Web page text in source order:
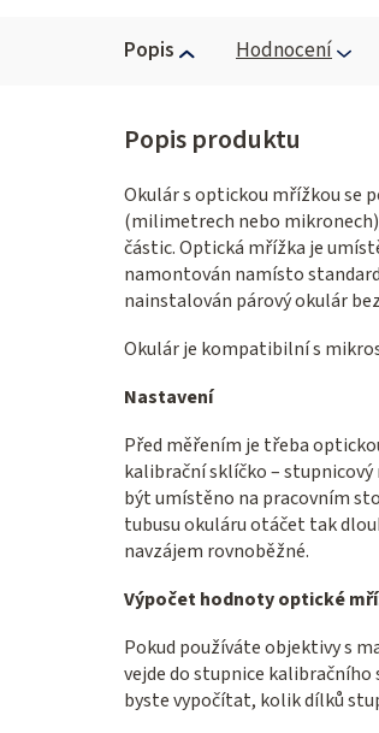
Popis Hodnocení
Okulár s optickou mřížkou se
(milimetrech nebo
částic. Optická mřížka je
namontován namísto
nainstalován párový okulár
Okulár je kompatibilní s
Nastavení
Před měřením je třeba
kalibrační sklíčko –
být umístěno na pracovním
tubusu okuláru otáčet tak
navzájem rovnoběžné.
Výpočet hodnoty optické
Pokud používáte objektivy s
vejde do stupnice
byste vypočítat, kolik dílků